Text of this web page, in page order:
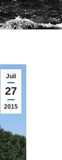
Juil
27
2015